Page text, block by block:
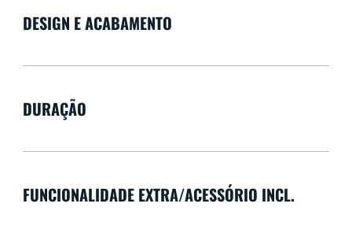
DESIGN E ACABAMENTO
DURAÇÃO
FUNCIONALIDADE EXTRA/ACESSÓRIO INCL.